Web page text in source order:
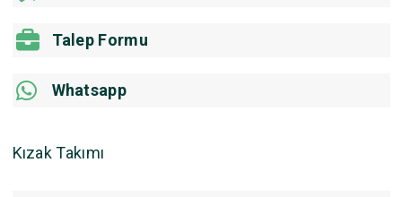
Talep Formu
Whatsapp
Kızak Takımı